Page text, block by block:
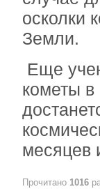
осколки
Земли.
Еще
кометы в
месяцев
Прочитано 1016